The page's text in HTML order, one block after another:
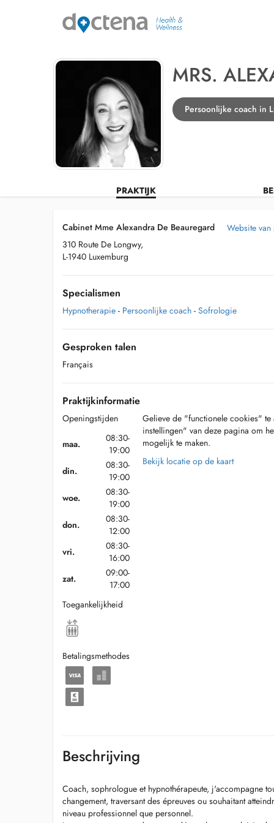
MRS.
Persoonlijke coach in
PRAKTIJK
Cabinet Mme Alexandra De Beauregard
310 Route De Longwy,
L-1940 Luxemburg
Website
Specialismen
Hypnotherapie - Persoonlijke coach - Sofrologie
Gesproken talen
Français
Praktijkinformatie
Openingstijden
maa.
08:30-
19:00
din.
08:30-
19:00
woe.
08:30-
19:00
don.
08:30-
12:00
vri.
08:30-
16:00
zat.
09:00-
17:00
Toegankelijkheid
Betalingsmethodes
Gelieve de "functionele cookies"
instellingen" van deze pagina om
mogelijk te maken.
Bekijk locatie op de kaart
Beschrijving
Coach, sophrologue et hypnothérapeute, j'accompagne
changement, traversant des épreuves ou souhaitant
niveau professionnel que personnel.